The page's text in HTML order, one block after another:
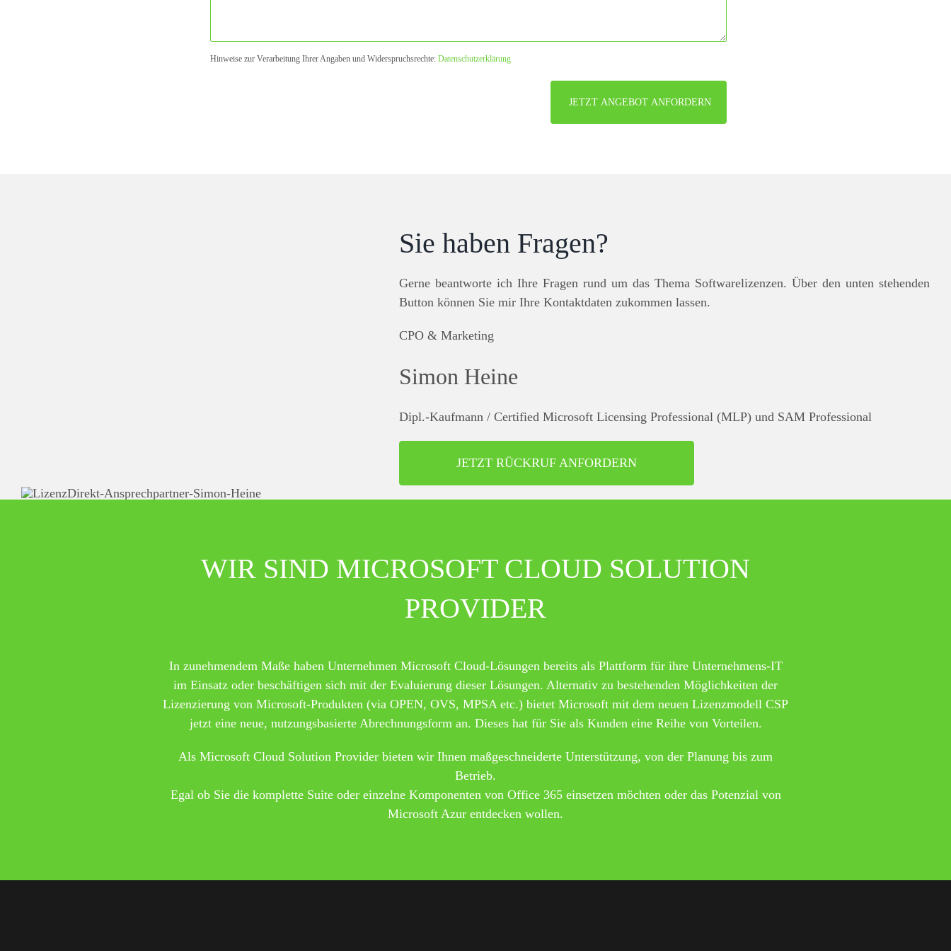
Hinweise zur Verarbeitung Ihrer Angaben und Widerspruchsrechte:Datenschutzerklärung
Sie haben Fragen?
Gerne beantworte ich Ihre Fragen rund um das Thema Softwarelizenzen. Über den unten stehenden
Button können Sie mir Ihre Kontaktdaten zukommen lassen.
CPO & Marketing
Simon Heine
Dipl.-Kaufmann / Certified Microsoft Licensing Professional (MLP) und SAM Professional
JETZT RÜCKRUF ANFORDERN
WIR SIND MICROSOFT CLOUD SOLUTION
PROVIDER
In zunehmendem Maße haben Unternehmen Microsoft Cloud-Lösungen bereits als Plattform für ihre Unternehmens-IT
im Einsatz oder beschäftigen sich mit der Evaluierung dieser Lösungen. Alternativ zu bestehenden Möglichkeiten der
Lizenzierung von Microsoft-Produkten (via OPEN, OVS, MPSA etc.) bietet Microsoft mit dem neuen Lizenzmodell CSP
jetzt eine neue, nutzungsbasierte Abrechnungsform an. Dieses hat für Sie als Kunden eine Reihe von Vorteilen.
Als Microsoft Cloud Solution Provider bieten wir Ihnen maßgeschneiderte Unterstützung, von der Planung bis zum
Betrieb.
Egal ob Sie die komplette Suite oder einzelne Komponenten von Office 365 einsetzen möchten oder das Potenzial von
Microsoft Azur entdecken wollen.